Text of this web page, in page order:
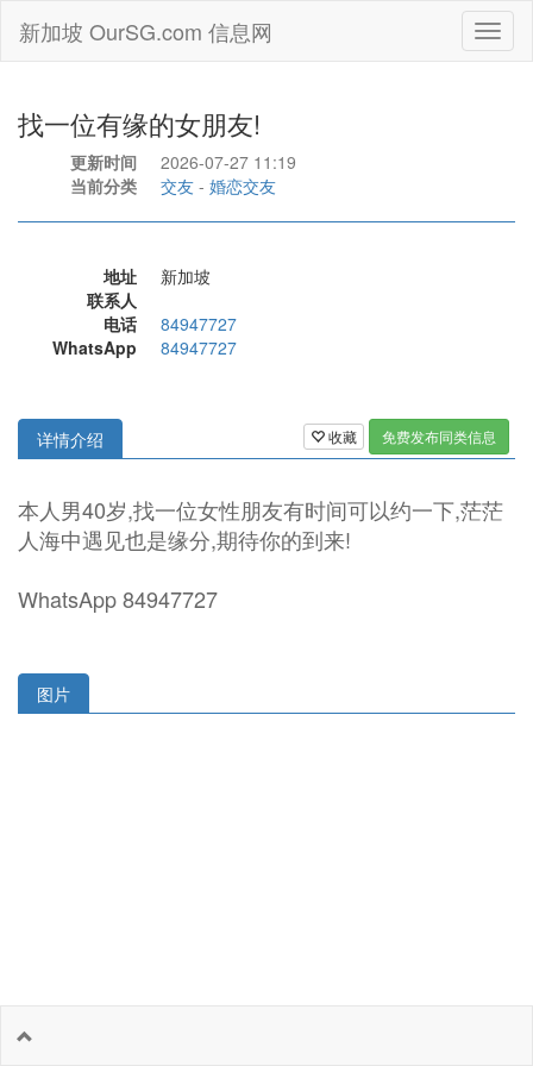
新加坡 OurSG.com 信息网
找一位有缘的女朋友!
更新时间
2026-07-27 11:19
当前分类
交友 - 婚恋交友
地址
新加坡
联系人
电话
84947727
WhatsApp
84947727
收藏 免费发布同类信息
详情介绍
本人男40岁,找一位女性朋友有时间可以约一下,茫茫
人海中遇见也是缘分,期待你的到来!
WhatsApp 84947727
图片